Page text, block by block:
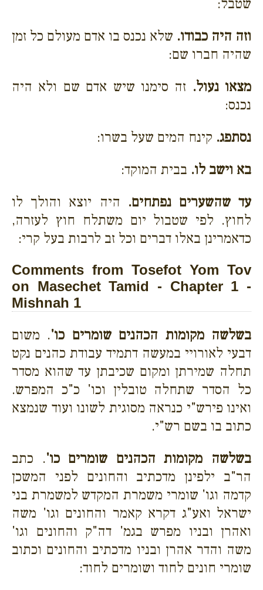
שטבל:
וזה היה כבודו. שלא נכנס בו אדם מעולם כל זמן
שהיה חברו שם:
מצאו נעול. זה סימנו שיש אדם שם ולא היה
נכנס:
נסתפג. קינח המים שעל בשרו:
בא וישב לו. בבית המוקד:
עד שהשערים נפתחים. היה יוצא והולך לו
לחוץ. לפי שטבול יום משתלח חוץ לעזרה,
כדאמרינן באלו דברים וכל זב לרבות בעל קרי:
Comments from Tosefot Yom Tov
on Masechet Tamid - Chapter 1 -
Mishnah 1
בשלשה מקומות הכהנים שומרים כו'. משום
דבעי לאורויי במעשה דתמיד עבודת כהנים נקט
תחלה שמירתן ומקום שכיבתן עד שהוא מסדר
כל הסדר שתחלה טובלין וכו' כ"כ המפרש.
ואינו פירש"י כנראה מסוגית לשונו ועוד שנמצא
כתוב בו בשם רש"י.
בשלשה מקומות הכהנים שומרים כו'. כתב
הר"ב ילפינן מדכתיב והחונים לפני המשכן
קדמה וגו' שומרי משמרת המקדש למשמרת בני
ישראל ואע"ג דקרא קאמר והחונים וגו' משה
ואהרן ובניו מפרש בגמ' דה"ק והחונים וגו'
משה והדר אהרן ובניו מדכתיב והחונים וכתוב
שומרי חונים לחוד ושומרים לחוד: